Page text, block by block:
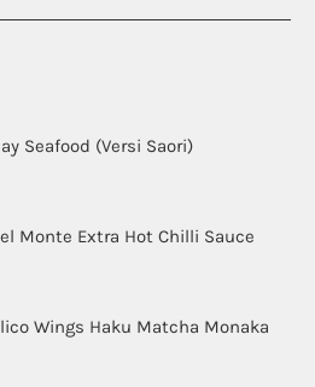
Seafood (Versi Saori)
Monte Extra Hot Chilli Sauce
Wings Haku Matcha Monaka